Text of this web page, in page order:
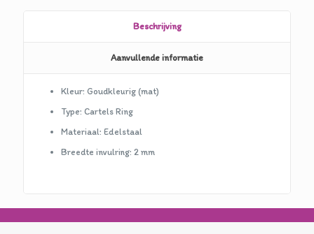
Beschrijving
Aanvullende informatie
Kleur: Goudkleurig (mat)
Type: Cartels Ring
Materiaal: Edelstaal
Breedte invulring: 2 mm